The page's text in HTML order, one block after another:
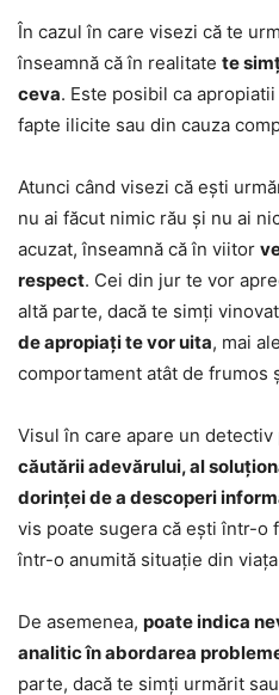
În cazul în care visezi că te
înseamnă că în realitate te
ceva. Este posibil ca
fapte ilicite sau din cauza
Atunci când visezi că ești
nu ai făcut nimic rău și nu ai
acuzat, înseamnă că în viitor
respect. Cei din jur te vor
altă parte, dacă te simți
de apropiați te vor uita, mai
comportament atât de frumos
Visul în care apare un detectiv
căutării adevărului, al
dorinței de a descoperi
vis poate sugera că ești într-o
într-o anumită situație din
De asemenea, poate indica
analitic în abordarea
parte, dacă te simți urmărit